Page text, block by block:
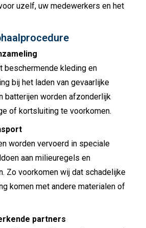
uzelf, uw medewerkers en het
beschermende kleding en
bij het laden van gevaarlijke
batterijen worden afzonderlijk
of kortsluiting te voorkomen.
worden vervoerd in speciale
aan milieuregels en
Zo voorkomen wij dat schadelijke
komen met andere materialen of
partners